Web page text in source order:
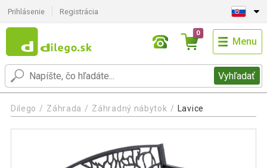
Prihlásenie Registrácia
Vyhľadať
0
Menu
Dilego Záhrada Záhradný nábytok Lavice